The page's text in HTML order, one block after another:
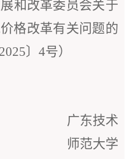
和改革委员会关于
格改革有关问题的
2025〕4号）
广东技术
师范大学